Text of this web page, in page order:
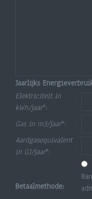
Jaarlijks
Elektriciteit in
kWh/jaar*:
Gas in m3/jaar*:
Aardgasequivalent
in GJ/jaar*:
Betaalmethode: